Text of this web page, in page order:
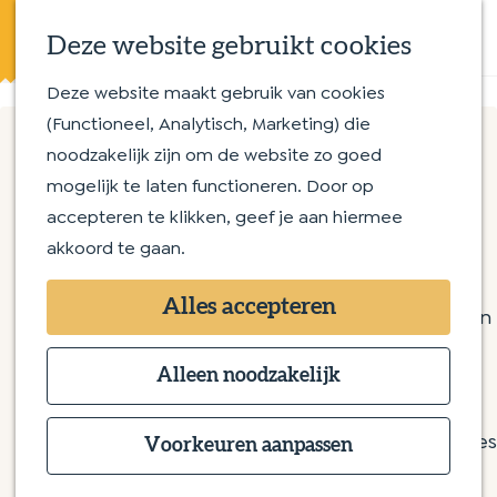
Deze website gebruikt cookies
Deze website maakt gebruik van cookies
(Functioneel, Analytisch, Marketing) die
noodzakelijk zijn om de website zo goed
mogelijk te laten functioneren. Door op
accepteren te klikken, geef je aan hiermee
akkoord te gaan.
Alles accepteren
Alleen noodzakelijk
Voorkeuren aanpassen
K
a
a
r
t
Z
o
e
k
e
n
M
e
n
u
Op en aan het water
Met kinderen
Routes
Wandelroutes
Fietsroutes
Overnachten
Bijzonder overnachten
Bed & Breakfast
Hotel
Camping
Groepsaccommodaties
Samen wandelen en
genieten op landgoed
Seldensate en omgeving
Kasteel landgoed Seldensate
Laan van Seldensate 4
5258 VD Berlicum
Plan je routen